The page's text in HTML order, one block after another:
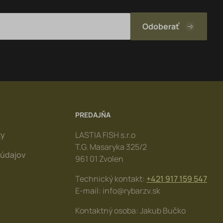
vydrží
PREDAJŇA
LASTIA FISH s.r.o
T.G. Masaryka 325/2
961 01 Zvolen
Technický kontakt: +421 917 159 547
E-mail: info@rybarzv.sk
Kontaktný osoba: Jakub Bučko